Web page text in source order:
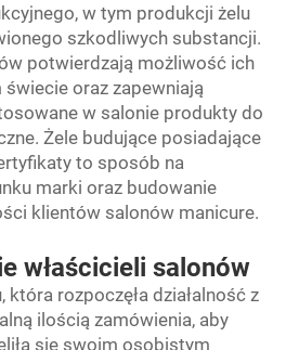
w tym produkcji żelu
szkodliwych substancji.
potwierdzają możliwość ich
świecie oraz zapewniają
w salonie produkty do
Żele budujące posiadające
to sposób na
marki oraz budowanie
klientów salonów manicure.
właścicieli salonów
która rozpoczęła działalność z
ilością zamówienia, aby
się swoim osobistym